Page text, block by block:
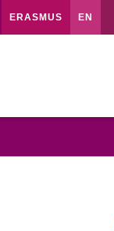
ERASMUS EN